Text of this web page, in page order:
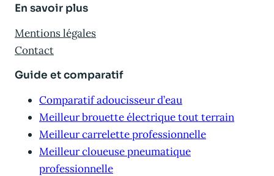
En savoir plus
Mentions légales
Contact
Guide et comparatif
Comparatif adoucisseur d’eau
Meilleur brouette électrique tout terrain
Meilleur carrelette professionnelle
Meilleur cloueuse pneumatique
professionnelle